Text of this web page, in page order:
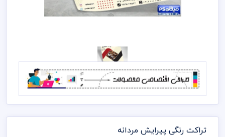
تراکت رنگی پیرایش مردانه